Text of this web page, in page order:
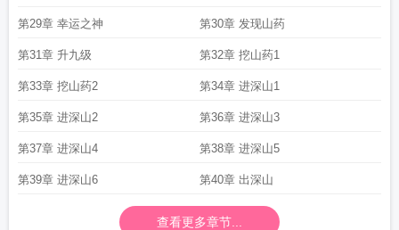
第29章 幸运之神 第30章 发现山药
第31章 升九级 第32章 挖山药1
第33章 挖山药2 第34章 进深山1
第35章 进深山2 第36章 进深山3
第37章 进深山4 第38章 进深山5
第39章 进深山6 第40章 出深山
查看更多章节...